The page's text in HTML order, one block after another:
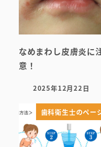
なめまわし皮膚炎に
意！
投稿日
2025年12月22日
歯科衛生士のペー